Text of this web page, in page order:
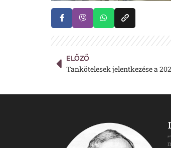
ELŐZŐ
Tankötelesek jelentkezése a